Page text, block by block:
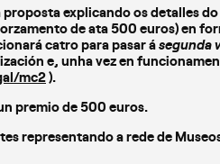
explicando os detalles
de ata 500 euros) en
catro para pasar ásegunda
e, unha vez en
mc2).
premio de 500 euros.
representando a rede de